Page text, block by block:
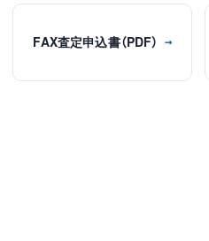
FAX査定申込書（PDF） →